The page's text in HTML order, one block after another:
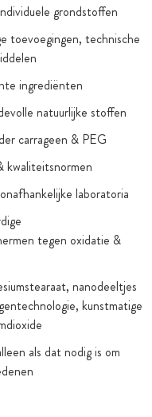
grondstoffen
toevoegingen, technische
ingrediënten
natuurlijke stoffen
carrageen & PEG
kwaliteitsnormen
laboratoria
tegen oxidatie &
nanodeeltjes
kunstmatige
als dat nodig is om